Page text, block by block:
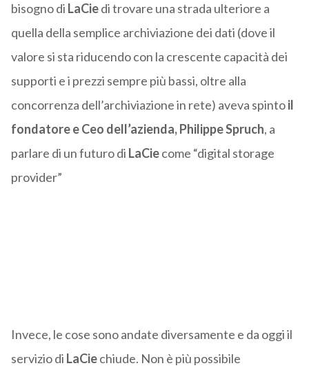
bisogno di LaCiedi trovare una strada ulteriore a
quella della semplice archiviazione dei dati (dove il
valore si sta riducendo con la crescente capacità dei
supporti e i prezzi sempre più bassi, oltre alla
concorrenza dell’archiviazione in rete) aveva spintoil
fondatore e Ceo dell’azienda, Philippe Spruch, a
parlare di un futuro di LaCiecome “digital storage
provider”
Invece, le cose sono andate diversamente e da oggi il
servizio di LaCiechiude. Non è più possibile